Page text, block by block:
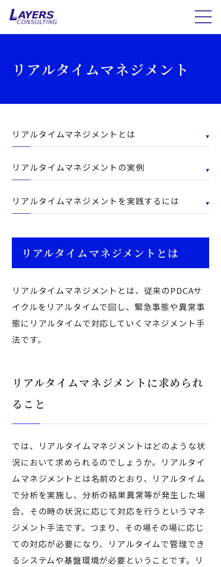
リアルタイムマネジメント
リアルタイムマネジメントとは
リアルタイムマネジメントの実例
リアルタイムマネジメントを実践するには
リアルタイムマネジメントとは
リアルタイムマネジメントとは、従来のPDCAサ
イクルをリアルタイムで回し、緊急事態や異常事
態にリアルタイムで対応していくマネジメント手
法です。
リアルタイムマネジメントに求められ
ること
では、リアルタイムマネジメントはどのような状
況において求められるのでしょうか。リアルタイ
ムマネジメントとは名前のとおり、リアルタイム
で分析を実施し、分析の結果異常等が発生した場
合、その時の状況に応じて対応を行うというマネ
ジメント手法です。つまり、その場その場に応じ
ての対応が必要になり、リアルタイムで管理でき
るシステムや基盤環境が必要ということです。リ